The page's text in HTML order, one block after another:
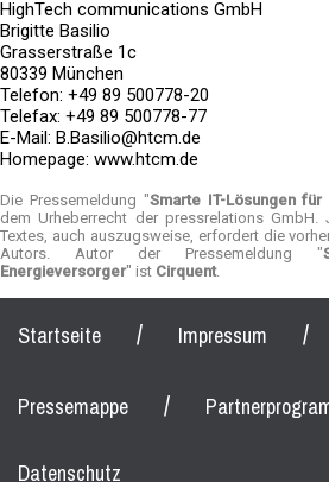
HighTech communications GmbH
Brigitte Basilio
Grasserstraße 1c
80339 München
Telefon: +49 89 500778-20
Telefax: +49 89 500778-77
E-Mail: B.Basilio@htcm.de
Homepage: www.htcm.de
Die Pressemeldung "Smarte IT-Lösungen
dem Urheberrecht der pressrelations GmbH.
Textes, auch auszugsweise, erfordert die
Autors. Autor der Pressemeldung "
Energieversorger" ist Cirquent.
Startseite / Impressum /
Pressemappe /
Datenschutz